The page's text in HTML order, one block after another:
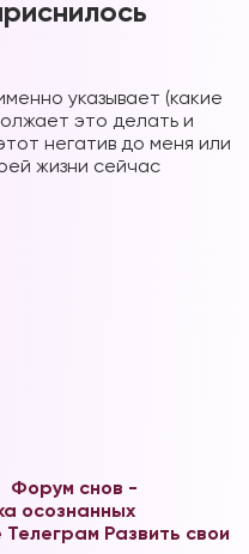
указывает (какие
это делать и
негатив до меня или
жизни сейчас
Форум снов -
осознанных
Телеграм Развить свои